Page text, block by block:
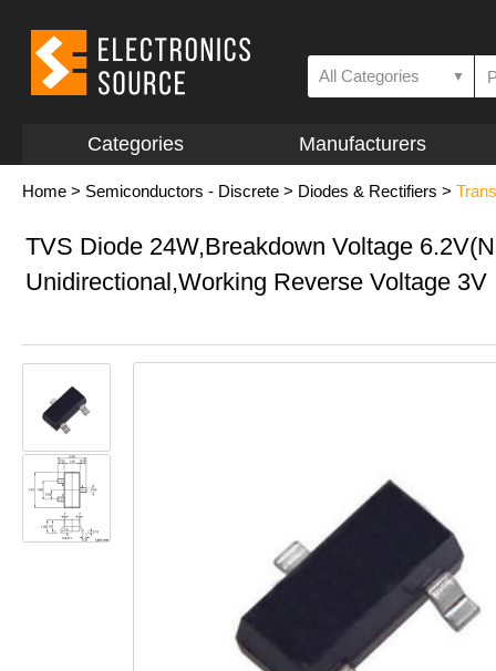
All Categories ▼
Categories Manufacturers
Home > Semiconductors - Discrete > Diodes & Rectifiers >
TVS Diode 24W,Breakdown Voltage
Unidirectional,Working Reverse Voltage 3V